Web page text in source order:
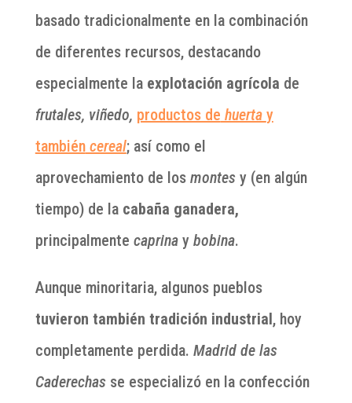
basado tradicionalmente en la combinación
de diferentes recursos, destacando
especialmente la explotación agrícola de
frutales, viñedo, productos de huerta y
tambiéncereal; así como el
aprovechamiento de los montesy (en algún
tiempo) de la cabaña ganadera,
principalmente caprinay bobina.
Aunque minoritaria, algunos pueblos
tuvieron también tradición industrial , hoy
completamente perdida. Madrid de las
Caderechasse especializó en la confección